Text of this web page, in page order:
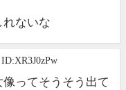
ないな
ってそうそう出て